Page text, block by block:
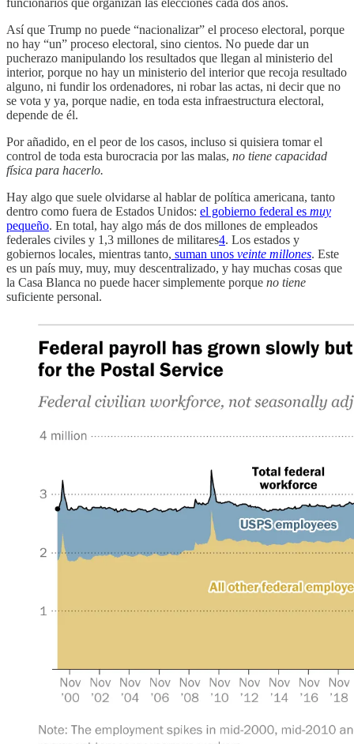
funcionarios que organizan las elecciones cada dos años.
Así que Trump no puede “nacionalizar” el proceso electoral, porque
no hay “un” proceso electoral, sino cientos. No puede dar un
pucherazo manipulando los resultados que llegan al ministerio del
interior, porque no hay un ministerio del interior que recoja resultado
alguno, ni fundir los ordenadores, ni robar las actas, ni decir que no
se vota y ya, porque nadie, en toda esta infraestructura electoral,
depende de él.
Por añadido, en el peor de los casos, incluso si quisiera tomar el
control de toda esta burocracia por las malas, no tiene capacidad
física para hacerlo.
Hay algo que suele olvidarse al hablar de política americana, tanto
dentro como fuera de Estados Unidos: el gobierno federal es muy
pequeño. En total, hay algo más de dos millones de empleados
federales civiles y 1,3 millones de militares4. Los estados y
gobiernos locales, mientras tanto, suman unos veinte millones. Este
es un país muy, muy, muy descentralizado, y hay muchas cosas que
la Casa Blanca no puede hacer simplemente porque no tiene
suficiente personal.